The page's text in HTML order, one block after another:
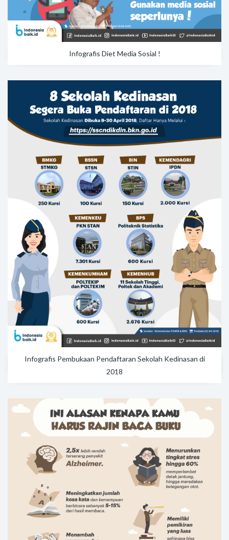
Infografis Diet Media Sosial !
Infografis Pembukaan Pendaftaran Sekolah Kedinasan di
2018